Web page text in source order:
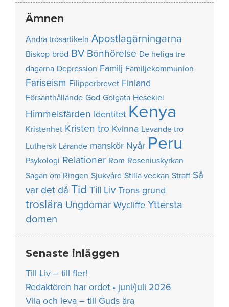
Ämnen
Andra trosartikeln Apostlagärningarna
Biskop bröd BV Bönhörelse De heliga tre
dagarna Depression Familj Familjekommunion
Fariseism Filipperbrevet Finland
Försanthållande God Golgata Hesekiel
Himmelsfärden Identitet Kenya
Kristenhet Kristen tro Kvinna Levande tro
Luthersk Lärande manskör Nyår Peru
Psykologi Relationer Rom Roseniuskyrkan
Sagan om Ringen Sjukvård Stilla veckan Straff Så
var det då Tid Till Liv Trons grund
troslära Ungdomar Wycliffe Yttersta
domen
Senaste inläggen
Till Liv – till fler!
Redaktören har ordet • juni/juli 2026
Vila och leva – till Guds ära